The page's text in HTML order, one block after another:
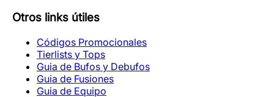
Otros links útiles
Códigos Promocionales
Tierlists y Tops
Guia de Bufos y Debufos
Guia de Fusiones
Guia de Equipo